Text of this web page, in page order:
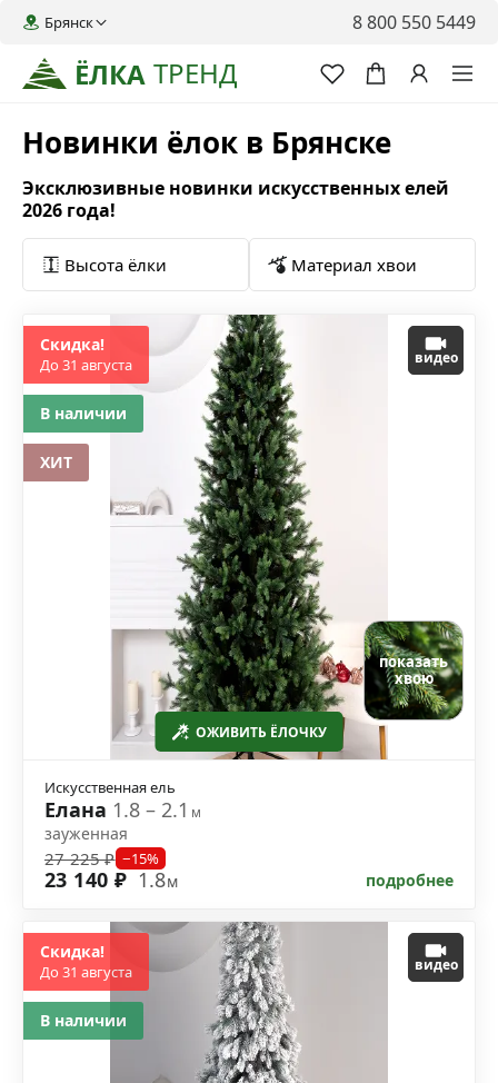
ЁЛКА ТРЕНД
Брянск 8 800 550 5449
Новинки ёлок в Брянске
Эксклюзивные новинки искусственных елей
2026 года!
Высота ёлки Материал хвои
ОЖИВИТЬ ЁЛОЧКУ
видео
показать
хвою
Искусственная ель
Елана 1.8 – 2.1м
зауженная
27 225 ₽ −15%
23 140 ₽ 1.8м подробнее
Скидка!
До 31 августа
В наличии
ХИТ
видео
Скидка!
До 31 августа
В наличии